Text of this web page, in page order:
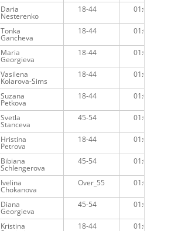
Daria
Nesterenko
18-44 01:09:21
Tonka
Gancheva
18-44 01:09:20
Maria
Georgieva
18-44 01:09:22
Vasilena
Kolarova-Sims
18-44 01:09:39
Suzana
Petkova
18-44 01:09:10
Svetla
Stanceva
45-54 01:08:43
Hristina
Petrova
18-44 01:09:45
Bibiana
Schlengerova
45-54 01:09:53
Ivelina
Chokanova
Over_55 01:09:08
Diana
Georgieva
45-54 01:09:24
Kristina 18-44 01:09:05